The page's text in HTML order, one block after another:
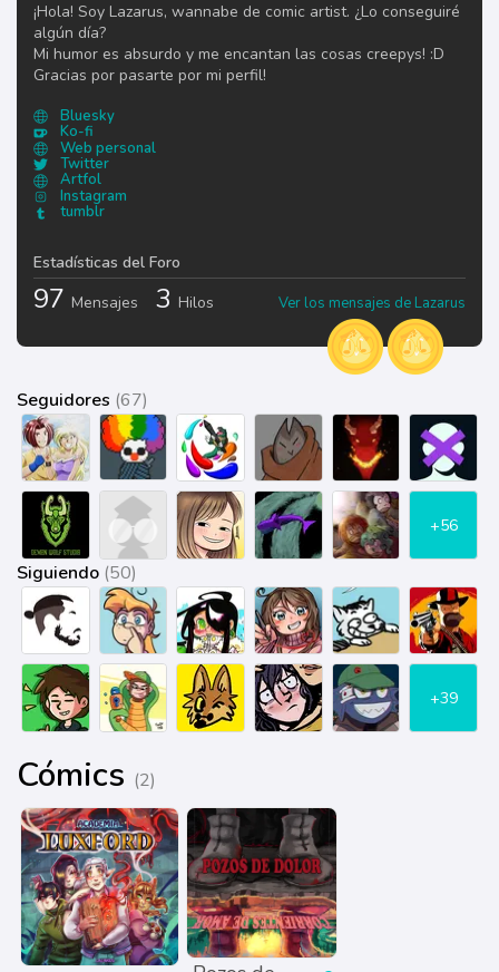
¡Hola! Soy Lazarus, wannabe de comic artist. ¿Lo conseguiré
algún día?
Mi humor es absurdo y me encantan las cosas creepys! :D
Gracias por pasarte por mi perfil!
Bluesky
Ko-fi
Web personal
Twitter
Artfol
Instagram
tumblr
Estadísticas del Foro
97 Mensajes 3 Hilos Ver los mensajes de Lazarus
Seguidores (67)
+56
Siguiendo (50)
+39
Cómics (2)